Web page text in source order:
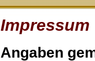
Impressum
Angaben